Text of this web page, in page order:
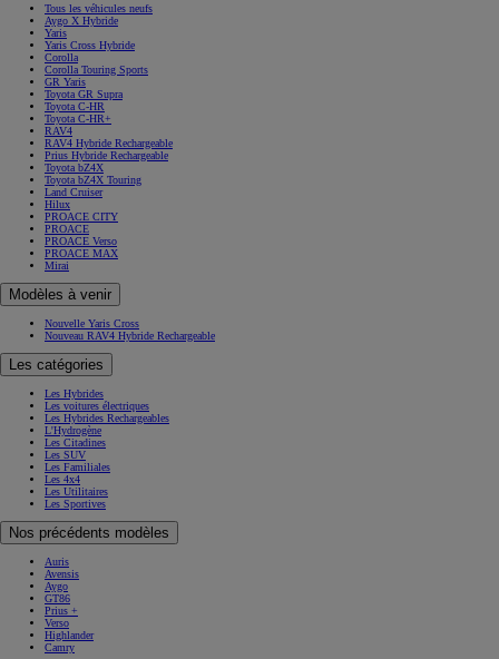
Tous les véhicules neufs
Aygo X Hybride
Yaris
Yaris Cross Hybride
Corolla
Corolla Touring Sports
GR Yaris
Toyota GR Supra
Toyota C-HR
Toyota C-HR+
RAV4
RAV4 Hybride Rechargeable
Prius Hybride Rechargeable
Toyota bZ4X
Toyota bZ4X Touring
Land Cruiser
Hilux
PROACE CITY
PROACE
PROACE Verso
PROACE MAX
Mirai
Modèles à venir
Nouvelle Yaris Cross
Nouveau RAV4 Hybride Rechargeable
Les catégories
Les Hybrides
Les voitures électriques
Les Hybrides Rechargeables
L'Hydrogène
Les Citadines
Les SUV
Les Familiales
Les 4x4
Les Utilitaires
Les Sportives
Nos précédents modèles
Auris
Avensis
Aygo
GT86
Prius +
Verso
Highlander
Camry